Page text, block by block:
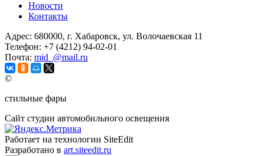
Новости
Контакты
Адрес: 680000, г. Хабаровск, ул. Волочаевская 11
Телефон: +7 (4212) 94-02-01
Почта: mid_@mail.ru
©
стильные фары
Сайт студии автомобильного освещения
Работает на технологии SiteEdit
Разработано в art.siteedit.ru